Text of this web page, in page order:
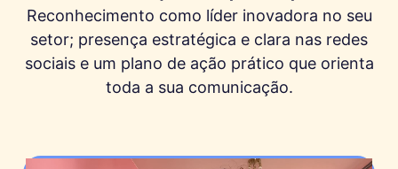
Reconhecimento como líder inovadora no seu
setor; presença estratégica e clara nas redes
sociais e um plano de ação prático que orienta
toda a sua comunicação.